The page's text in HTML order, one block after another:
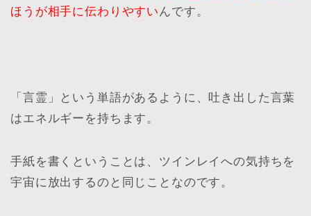
ほうが相手に伝わりやすい んです。
「言霊」という単語があるように、吐き出した言葉
はエネルギーを持ちます。
手紙を書くということは、ツインレイへの気持ちを
宇宙に放出するのと同じことなのです。